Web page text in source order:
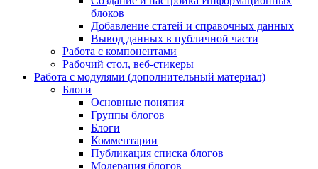
блоков
Добавление статей и справочных данных
Вывод данных в публичной части
Работа с компонентами
Рабочий стол, веб-стикеры
Работа с модулями (дополнительный материал)
Блоги
Основные понятия
Группы блогов
Блоги
Комментарии
Публикация списка блогов
Модерация блогов